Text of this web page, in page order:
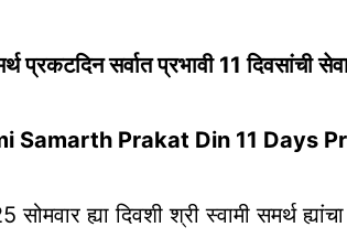
प्रकटदिन सर्वात प्रभावी 11 दिवसांची
Samarth Prakat Din 11 Days
सोमवार ह्या दिवशी श्री स्वामी समर्थ